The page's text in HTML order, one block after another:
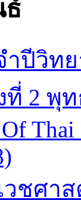
ธ์
ำปีวิท
2 พุท
วชศา